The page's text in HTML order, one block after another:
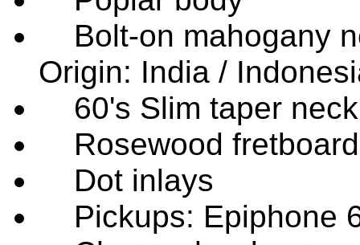
Bolt-on mahogany
Origin: India /
60's Slim taper
Rosewood
Dot inlays
Pickups: Epiphone